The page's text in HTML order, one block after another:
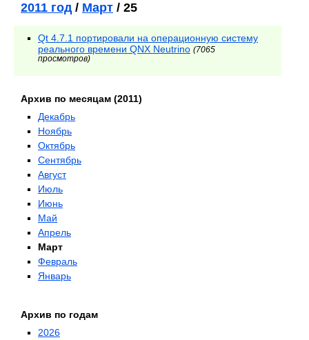
2011 год/ Март / 25
Qt 4.7.1 портировали на операционную систему
реального времени QNX Neutrino (7065
просмотров)
Архив по месяцам (2011)
Декабрь
Ноябрь
Октябрь
Сентябрь
Август
Июль
Июнь
Май
Апрель
Март
Февраль
Январь
Архив по годам
2026